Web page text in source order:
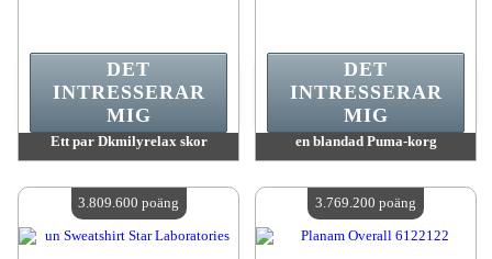
Ett par Dkmilyrelax skor
Antal tillgängliga:4
DET
INTRESSERAR
MIG
en blandad Puma-korg
Antal tillgängliga:4
DET
INTRESSERAR
MIG
3.809.600 poäng 3.769.200 poäng